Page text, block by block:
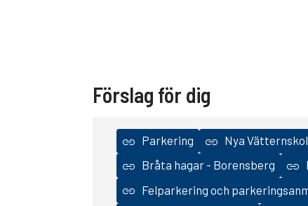
Förslag för dig
Parkering
Nya
Bråta hagar - Borensberg
Felparkering och